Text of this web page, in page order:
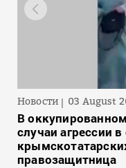
Новости 03 August
В
случаи агрессии
правозащитница